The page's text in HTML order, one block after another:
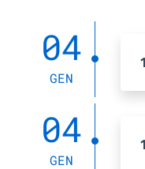
04
GEN
04
GEN